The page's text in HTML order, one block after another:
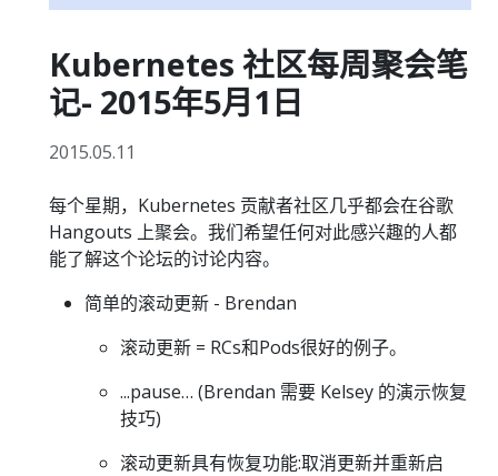
Kubernetes 社区每周聚会笔
记- 2015年5月1日
2015.05.11
每个星期，Kubernetes 贡献者社区几乎都会在谷歌
Hangouts 上聚会。我们希望任何对此感兴趣的人都
能了解这个论坛的讨论内容。
简单的滚动更新 - Brendan
滚动更新 = RCs和Pods很好的例子。
...pause… (Brendan 需要 Kelsey 的演示恢复
技巧)
滚动更新具有恢复功能:取消更新并重新启